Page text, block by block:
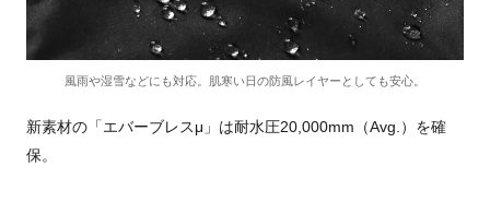
風雨や湿雪などにも対応。肌寒い日の防風レイヤーとしても安心。
新素材の「エバーブレスμ」は耐水圧20,000mm（Avg.）を確
保。